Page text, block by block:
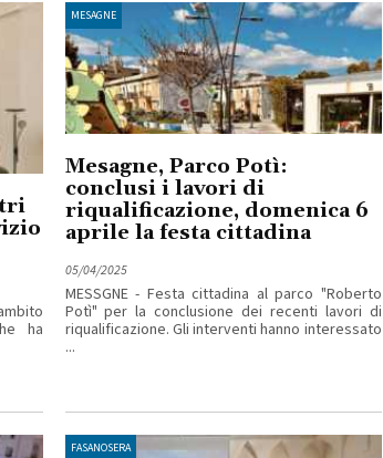
ha
MESAGNE
Mesagne, Parco Potì:
conclusi i lavori di
riqualificazione, domenica 6
aprile la festa cittadina
05/04/2025
MESSGNE - Festa cittadina al parco "Roberto
Potì" per la conclusione dei recenti lavori di
riqualificazione. Gli interventi hanno interessato
...
FASANOSERA